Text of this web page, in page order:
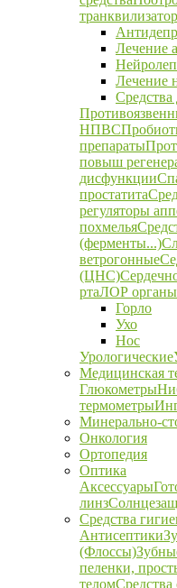
Лечение
Лечение
Средства
НПВС
препараты
повыш
дисфункции
простатита
регуляторы
похмелья
(ферменты...)
ветрогонные
(ЦНС)
ртаЛОР органы
Горло
Ухо
Нос
Урологические
Медицинская
Глюкометры
термометры
Минерально-
Онкология
Ортопедия
Оптика
Аксессуары
линз
Средства
Антисептики
(Флоссы)
пеленки,
телом